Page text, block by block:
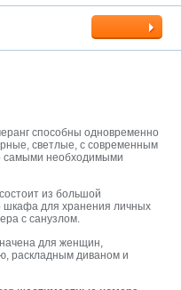
способны одновременно
светлые, с современным
самыми необходимыми
состоит из большой
шкафа для хранения личных
с санузлом.
для женщин,
раскладным диваном и